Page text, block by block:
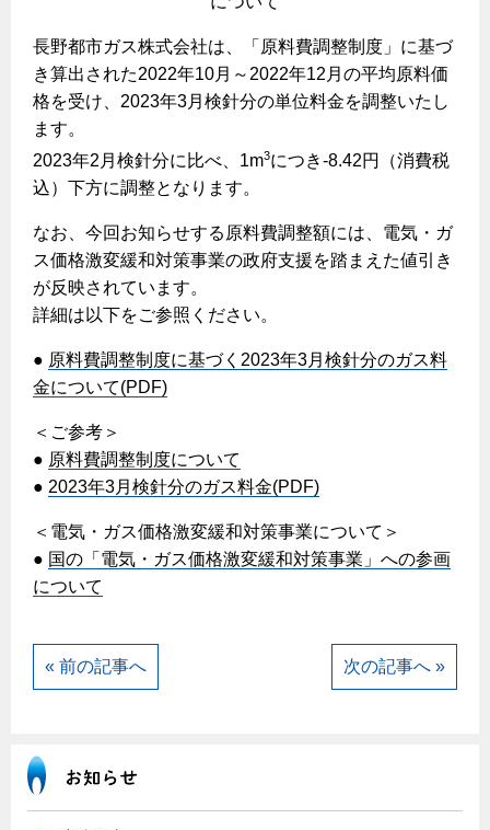
クレジットカードによるお支払い
払込書による窓口でのお支払い
払込書によるスマホアプリでのお支払い
検針について
原料費調整制度について
こんなときは
ガスくさいとき・警報器が鳴ったとき
ガスメーターの復帰方法
地震のとき
ガス給湯器・風呂釜の凍結予防方法
故障診断
ガス工事について
新しく都市ガスをご利用したい方へ
ガスを安全にお使いいただくために
安全対策
ガス給湯器とエコキュートの比較
快適性
経済性
ライフスタイルの変化に対応するエコジョーズ
ガス・電気併用住宅とオール電化住宅の比較
経済性、環境性、創エネ
ライフステージ別に比較する
20代
30代
40代～50代
60代
プロパンガスから都市ガスへの切り替え
導入事例
グリル活用法
コンロの取替えは
レンジフード
オーブン・炊飯器
炊飯器
警報器
警報器
バスルーム
エコジョーズ
ミストサウナ
リビング
ガスファンヒーター
サニタリーをリフォーム
その他をリフォーム
リフォーム事例紹介
3つのあんしん宣言
テレビCM
スタッフ
補助金について
リフォームのお知らせ
ショールーム
リフォームについてのお問い合わせ
長野都市ガスのでんきのポイント
電気料金 長野都市ガスでんきプラン
都市ガスでんき 従量電灯Ｂ
都市ガスでんき 従量電灯Ｃ
電気料金の計算について
ご請求とお支払い
約款
電気料金のシミュレーション
ご契約・お手続き
お申込み
停電時の対応
よくあるご質問
Chef Ropia's JOYFUL CUISINE
ヤミーのレシピ帖
食育活動について
料理教室レンタル
法人のお客様へ
お問合わせ・資料請求
情報誌 企業情報
採用情報
長野都市ガス株式会社は、「原料費調整制度」に基づ
き算出された2022年10月～2022年12月の平均原料価
格を受け、2023年3月検針分の単位料金を調整いたし
ます。
2023年2月検針分に比べ、1m3につき-8.42円（消費税
込）下方に調整となります。
なお、今回お知らせする原料費調整額には、電気・ガ
ス価格激変緩和対策事業の政府支援を踏まえた値引き
が反映されています。
詳細は以下をご参照ください。
● 原料費調整制度に基づく2023年3月検針分のガス料
金について(PDF)
＜ご参考＞
● 原料費調整制度について
● 2023年3月検針分のガス料金(PDF)
＜電気・ガス価格激変緩和対策事業について＞
● 国の「電気・ガス価格激変緩和対策事業」への参画
について
« 前の記事へ 次の記事へ »